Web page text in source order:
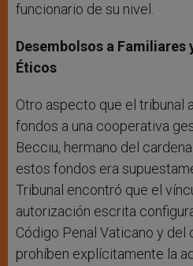
funcionario de su nivel.
Desembolsos a
Éticos
Otro aspecto que el tribunal
fondos a una cooperativa
Becciu, hermano del
estos fondos era
Tribunal encontró que el
autorización escrita
Código Penal Vaticano y del
prohíben explícitamente la